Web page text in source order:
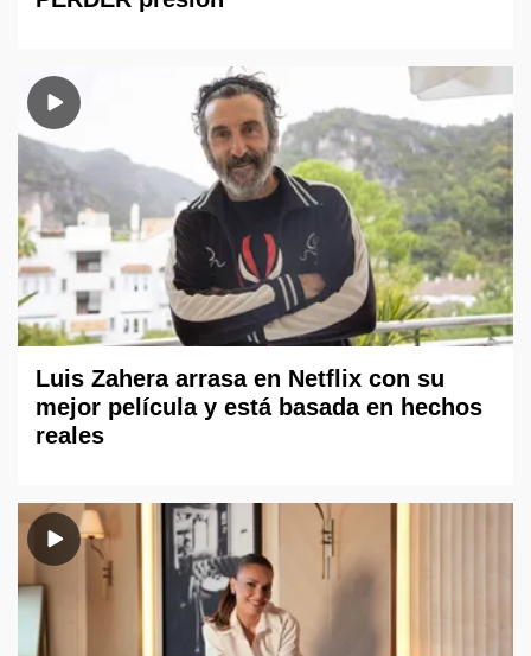
Luis Zahera arrasa en Netflix con su
mejor película y está basada en hechos
reales